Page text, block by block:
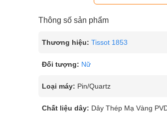
Thông số sản phẩm
Thương hiệu: Tissot 1853
Đối tượng: Nữ
Loại máy: Pin/Quartz
Chất liệu dây: Dây Thép Mạ Vàng